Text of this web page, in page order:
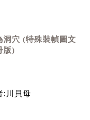
洞穴 (特殊裝幀圖文
版)
:川貝母